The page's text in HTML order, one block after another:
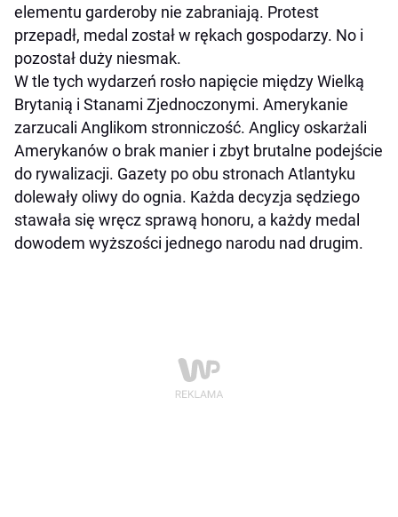
elementu garderoby nie zabraniają. Protest
przepadł, medal został w rękach gospodarzy. No i
pozostał duży niesmak.
W tle tych wydarzeń rosło napięcie między Wielką
Brytanią i Stanami Zjednoczonymi. Amerykanie
zarzucali Anglikom stronniczość. Anglicy oskarżali
Amerykanów o brak manier i zbyt brutalne podejście
do rywalizacji. Gazety po obu stronach Atlantyku
dolewały oliwy do ognia. Każda decyzja sędziego
stawała się wręcz sprawą honoru, a każdy medal
dowodem wyższości jednego narodu nad drugim.